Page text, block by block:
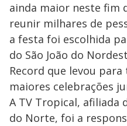
ainda maior neste fim
reunir milhares de
a festa foi escolhida
do São João do
Record que levou
maiores celebrações
A TV Tropical, afiliada
do Norte, foi a